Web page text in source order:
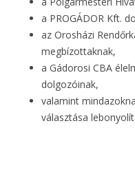
a PROGÁDOR Kft.
az Orosházi
megbízottaknak,
a Gádorosi CBA
dolgozóinak,
valamint
választása